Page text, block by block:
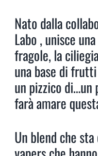
Nato dalla
Labo , unisce
fragole, la
una base di
un pizzico di…un
farà amare
Un blend che